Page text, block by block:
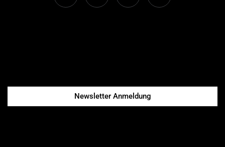
Newsletter Anmeldung